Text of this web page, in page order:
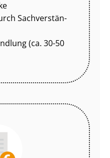
Sach­ver­stän­
(ca. 30-50